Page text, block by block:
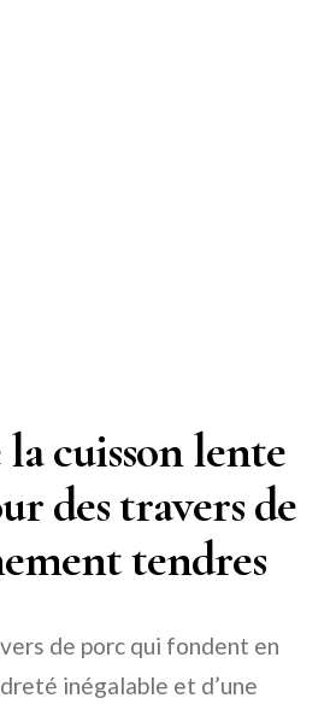
la cuisson lente
des travers de
tendres
de porc qui fondent en
inégalable et d’une